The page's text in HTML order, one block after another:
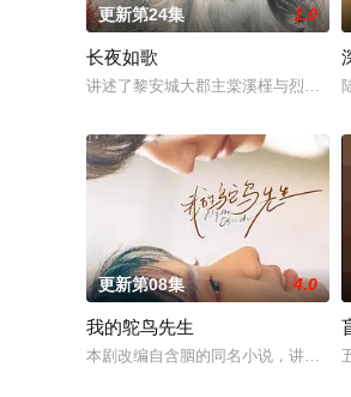
更新第24集 1.0
长夜如歌
讲述了黎安城大郡主棠溪槿与烈云峥
更新第08集 4.0
我的鸵鸟先生
本剧改编自含胭的同名小说，讲述了